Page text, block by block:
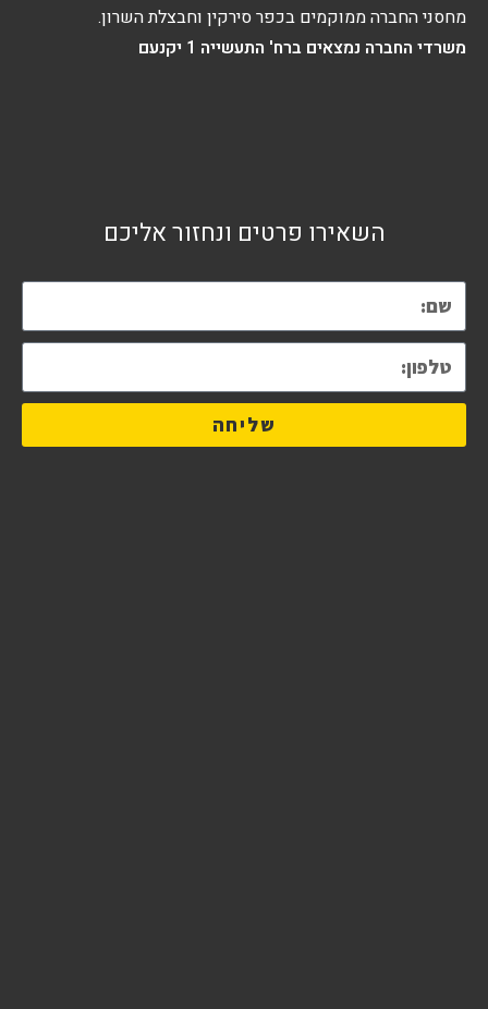
מחסני החברה ממוקמים בכפר סירקין וחבצלת השרון.
משרדי החברה נמצאים ברח' התעשייה 1 יקנעם
השאירו פרטים ונחזור אליכם
שליחה